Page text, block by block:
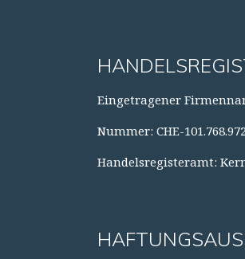
Eingetragener
Nummer: CHE-
Handelsregisteramt: